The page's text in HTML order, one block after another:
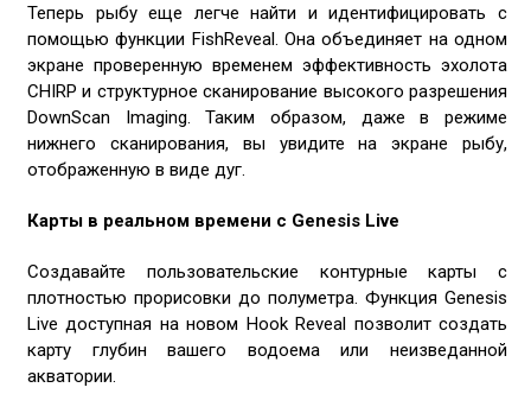
Теперь рыбу еще легче найти и идентифицировать с
помощью функции FishReveal. Она объединяет на одном
экране проверенную временем эффективность эхолота
CHIRP и структурное сканирование высокого разрешения
DownScan Imaging. Таким образом, даже в режиме
нижнего сканирования, вы увидите на экране рыбу,
отображенную в виде дуг.
Карты в реальном времени с Genesis Live
Создавайте пользовательские контурные карты с
плотностью прорисовки до полуметра. Функция Genesis
Live доступная на новом Hook Reveal позволит создать
карту глубин вашего водоема или неизведанной
акватории.